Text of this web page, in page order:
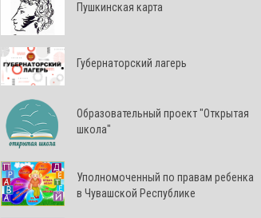
Пушкинская карта
Губернаторский лагерь
Образовательный проект "Открытая
школа"
Уполномоченный по правам ребенка
в Чувашской Республике